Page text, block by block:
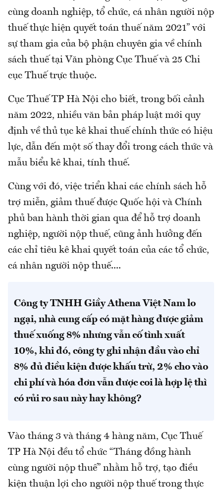
cùng doanh nghiệp, tổ chức, cá nhân người nộp
thuế thực hiện quyết toán thuế năm 2021” với
sự tham gia của bộ phận chuyên gia về chính
sách thuế tại Văn phòng Cục Thuế và 25 Chi
cục Thuế trực thuộc.
Cục Thuế TP Hà Nội cho biết, trong bối cảnh
năm 2022, nhiều văn bản pháp luật mới quy
định về thủ tục kê khai thuế chính thức có hiệu
lực, dẫn đến một số thay đổi trong cách thức và
mẫu biểu kê khai, tính thuế.
Cùng với đó, việc triển khai các chính sách hỗ
trợ miễn, giảm thuế được Quốc hội và Chính
phủ ban hành thời gian qua để hỗ trợ doanh
nghiệp, người nộp thuế, cũng ảnh hưởng đến
các chỉ tiêu kê khai quyết toán của các tổ chức,
cá nhân người nộp thuế....
Công ty TNHH Giầy Athena Việt Nam lo
ngại, nhà cung cấp có mặt hàng được giảm
thuế xuống 8% nhưng vẫn cố tình xuất
10%, khi đó, công ty ghi nhận đầu vào chỉ
8% đủ điều kiện được khấu trừ, 2% cho vào
chi phí và hóa đơn vẫn được coi là hợp lệ thì
có rủi ro sau này hay không?
Vào tháng 3 và tháng 4 hàng năm, Cục Thuế
TP Hà Nội đều tổ chức “Tháng đồng hành
cùng người nộp thuế” nhằm hỗ trợ, tạo điều
kiện thuận lợi cho người nộp thuế trong thực